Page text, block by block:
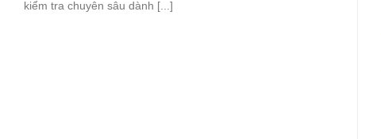
kiểm tra chuyên sâu dành [...]